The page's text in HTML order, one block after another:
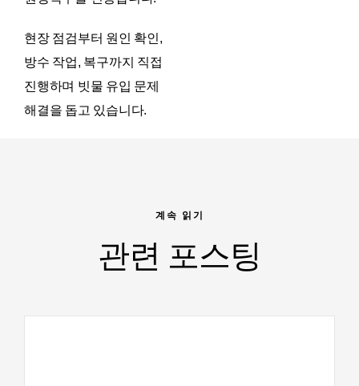
현장 점검부터 원인 확인,
방수 작업, 복구까지 직접
진행하며 빗물 유입 문제
해결을 돕고 있습니다.
계속 읽기
관련 포스팅